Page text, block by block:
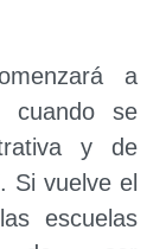
a
cuando se
y de
Si vuelve el
escuelas